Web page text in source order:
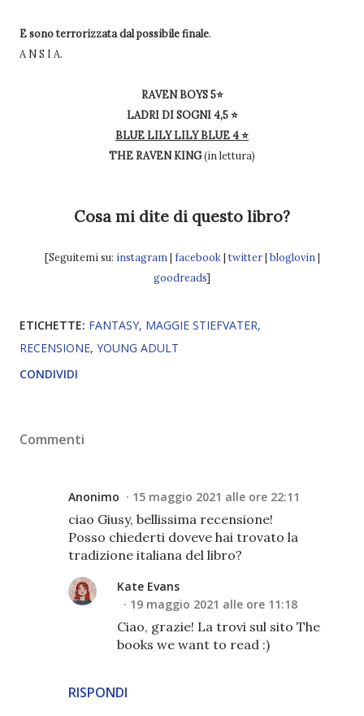
E sono terrorizzata dal possibile finale.
A N S I A.
RAVEN BOYS 5⭐
LADRI DI SOGNI 4,5⭐
BLUE LILY LILY BLUE 4⭐
THE RAVEN KING(in lettura)
Cosa mi dite di questo libro?
[Seguitemi su: instagram | facebook| twitter| bloglovin |
goodreads]
ETICHETTE: FANTASY MAGGIE STIEFVATER
RECENSIONE YOUNG ADULT
CONDIVIDI
Commenti
Anonimo 15 maggio 2021 alle ore 22:11
ciao Giusy, bellissima recensione!
Posso chiederti doveve hai trovato la
tradizione italiana del libro?
RISPONDI
Kate Evans
19 maggio 2021 alle ore 11:18
Ciao, grazie! La trovi sul sito The
books we want to read :)